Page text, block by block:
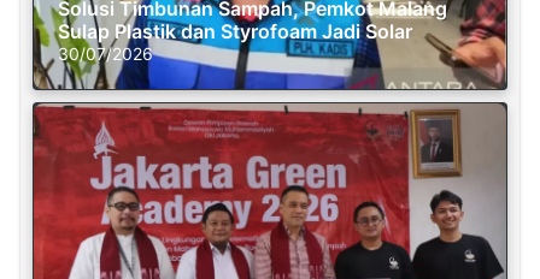
Solusi Timbunan Sampah, Pemkot Malang
Sulap Plastik dan Styrofoam Jadi Solar
30/07/2026